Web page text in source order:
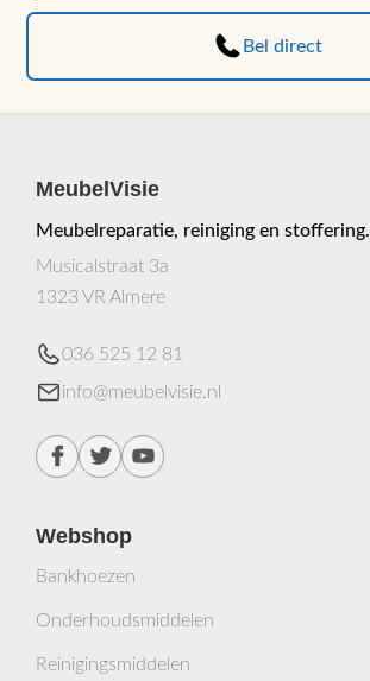
Bel direct
MeubelVisie
Meubelreparatie, reiniging en stoffering.
Musicalstraat 3a
1323 VR Almere
036 525 12 81
info@meubelvisie.nl
Webshop
Bankhoezen
Onderhoudsmiddelen
Reinigingsmiddelen